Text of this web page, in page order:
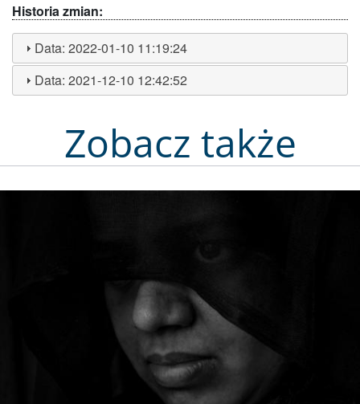
Historia zmian:
Data:2022-01-10 11:19:24
Data:2021-12-10 12:42:52
Zobacz także